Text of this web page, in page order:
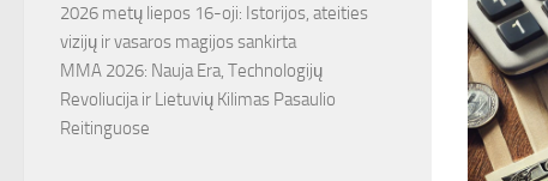
2026 metų liepos 16-oji: Istorijos, ateities
vizijų ir vasaros magijos sankirta
MMA 2026: Nauja Era, Technologijų
Revoliucija ir Lietuvių Kilimas Pasaulio
Reitinguose